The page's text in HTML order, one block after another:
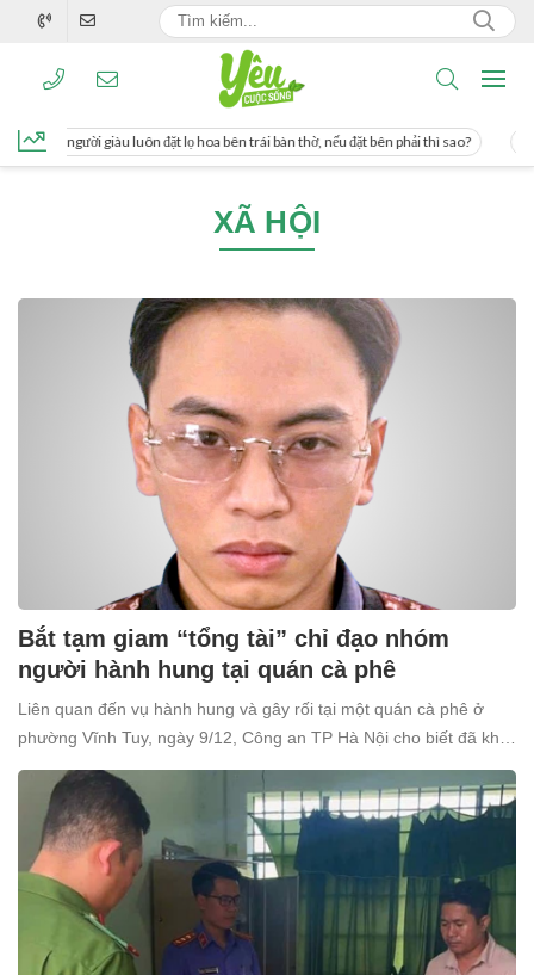
người giàu luôn đặt lọ hoa bên trái bàn thờ, nếu đặt bên phải thì sao?
XÃ HỘI
Bắt tạm giam “tổng tài” chỉ đạo nhóm
người hành hung tại quán cà phê
Liên quan đến vụ hành hung và gây rối tại một quán cà phê ở
phường Vĩnh Tuy, ngày 9/12, Công an TP Hà Nội cho biết đã khởi
tố và bắt tạm giam Nguyễn Văn Thiên (SN 1998, trú tại xã Ô
Diên, Hà Nội) để điều tra về tội “Gây rối trật tự công cộng”.